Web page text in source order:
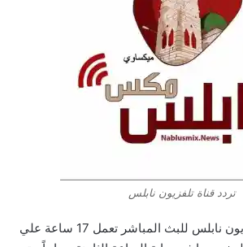
تردد قناة تلفزيون نابلس
أصبحت الآن قناة تلفزيون نابلس للبث المباشر تعمل 17 ساعة علي